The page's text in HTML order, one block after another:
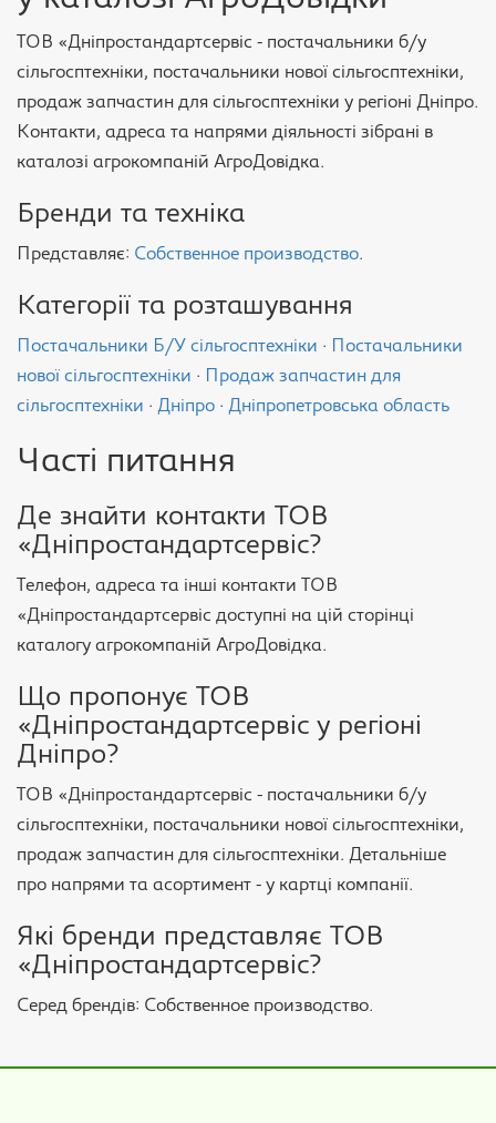
ТОВ «Дніпростандартсервіс - постачальники б/у
сільгосптехніки, постачальники нової сільгосптехніки,
продаж запчастин для сільгосптехніки у регіоні Дніпро.
Контакти, адреса та напрями діяльності зібрані в
каталозі агрокомпаній АгроДовідка.
Бренди та техніка
Представляє: Собственное производство.
Категорії та розташування
Постачальники Б/У сільгосптехніки ·
Постачальники
нової сільгосптехніки ·
Продаж запчастин для
сільгосптехніки · Дніпро · Дніпропетровська область
Часті питання
Де знайти контакти ТОВ
«Дніпростандартсервіс?
Телефон, адреса та інші контакти ТОВ
«Дніпростандартсервіс доступні на цій сторінці
каталогу агрокомпаній АгроДовідка.
Що пропонує ТОВ
«Дніпростандартсервіс у регіоні
Дніпро?
ТОВ «Дніпростандартсервіс - постачальники б/у
сільгосптехніки, постачальники нової сільгосптехніки,
продаж запчастин для сільгосптехніки. Детальніше
про напрями та асортимент - у картці компанії.
Які бренди представляє ТОВ
«Дніпростандартсервіс?
Серед брендів: Собственное производство.